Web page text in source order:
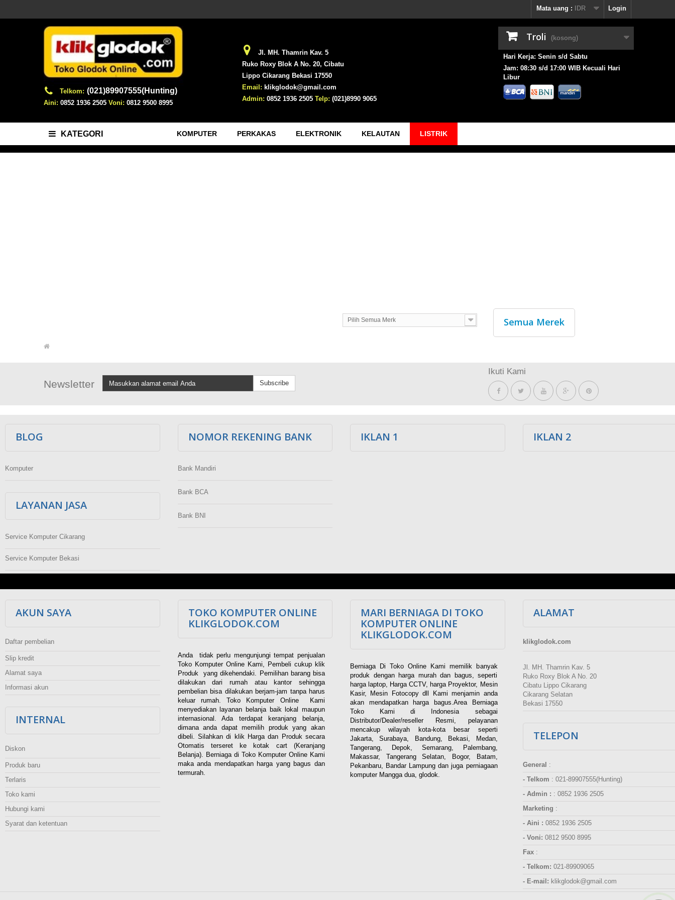
Login
Mata uang : IDR
Telkom: (021)89907555(Hunting)
Aini: 0852 1936 2505 Voni: 0812 9500 8995
Jl. MH. Thamrin Kav. 5
Ruko Roxy Blok A No. 20, Cibatu
Lippo Cikarang Bekasi 17550
Email: klikglodok@gmail.com
Admin: 0852 1936 2505 Telp: (021)8990 9065
Troli (kosong)
Hari Kerja: Senin s/d Sabtu
Jam: 08:30 s/d 17:00 WIB Kecuali Hari
Libur
KATEGORI KOMPUTER PERKAKAS ELEKTRONIK KELAUTAN LISTRIK
Pilih Semua Merk Semua Merek
Newsletter Subscribe
Ikuti Kami
BLOG
Komputer
LAYANAN JASA
Service Komputer Cikarang
Service Komputer Bekasi
NOMOR REKENING BANK
Bank Mandiri
Bank BCA
Bank BNI
IKLAN 1 IKLAN 2
AKUN SAYA
Daftar pembelian
Slip kredit
Alamat saya
Informasi akun
INTERNAL
Diskon
Produk baru
Terlaris
Toko kami
Hubungi kami
Syarat dan ketentuan
TOKO KOMPUTER ONLINE
KLIKGLODOK.COM
Anda tidak perlu mengunjungi tempat penjualan
Toko Komputer Online Kami, Pembeli cukup klik
Produk yang dikehendaki. Pemilihan barang bisa
dilakukan dari rumah atau kantor sehingga
pembelian bisa dilakukan berjam-jam tanpa harus
keluar rumah. Toko Komputer Online Kami
menyediakan layanan belanja baik lokal maupun
internasional. Ada terdapat keranjang belanja,
dimana anda dapat memilih produk yang akan
dibeli. Silahkan di klik Harga dan Produk secara
Otomatis terseret ke kotak cart (Keranjang
Belanja). Berniaga di Toko Komputer Online Kami
maka anda mendapatkan harga yang bagus dan
termurah.
MARI BERNIAGA DI TOKO
KOMPUTER ONLINE
KLIKGLODOK.COM
Berniaga Di Toko Online Kami memilik banyak
produk dengan harga murah dan bagus, seperti
harga laptop, Harga CCTV, harga Proyektor, Mesin
Kasir, Mesin Fotocopy dll Kami menjamin anda
akan mendapatkan harga bagus.Area Berniaga
Toko Kami di Indonesia sebagai
Distributor/Dealer/reseller Resmi, pelayanan
mencakup wilayah kota-kota besar seperti
Jakarta, Surabaya, Bandung, Bekasi, Medan,
Tangerang, Depok, Semarang, Palembang,
Makassar, Tangerang Selatan, Bogor, Batam,
Pekanbaru, Bandar Lampung dan juga perniagaan
komputer Mangga dua, glodok.
ALAMAT
klikglodok.com
Jl. MH. Thamrin Kav. 5
Ruko Roxy Blok A No. 20
Cibatu Lippo Cikarang
Cikarang Selatan
Bekasi 17550
TELEPON
General :
- Telkom : 021-89907555(Hunting)
- Admin : : 0852 1936 2505
Marketing :
- Aini : 0852 1936 2505
- Voni: 0812 9500 8995
Fax:
- Telkom: 021-89909065
- E-mail: klikglodok@gmail.com